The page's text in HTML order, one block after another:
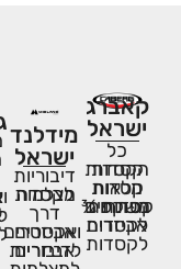
קאברג
ישראל
כל
הקסדות
קסדות
מלאות
קסדות
נפתחות
קסדות ¾
משקפים
לקסדות
אביזרים
לקסדות
מידלנד
ישראל
דיבוריות
לקסדה
מצלמות
דרך
ואקסטרים
אביזרים
לדיבוריות
אביזרים